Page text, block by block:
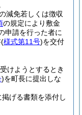
減免若しくは徴収
の規定により敷金
申請を行った者に
(様式第11号)を交付
けようとするとき
)を町長に提出しな
げる書類を添付し